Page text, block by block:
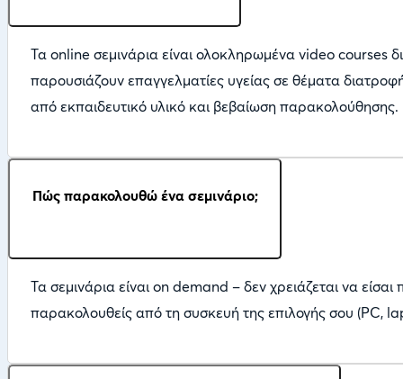
Τα online σεμινάρια είναι ολοκληρωμένα video courses
παρουσιάζουν επαγγελματίες υγείας σε θέματα
από εκπαιδευτικό υλικό και βεβαίωση παρακολούθησης.
Πώς παρακολουθώ ένα σεμινάριο;
Τα σεμινάρια είναι on demand – δεν χρειάζεται να
παρακολουθείς από τη συσκευή της επιλογής σου (PC,